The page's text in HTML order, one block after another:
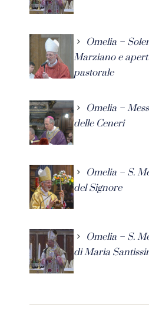
Omelia –
Marziano e
pastorale
Omelia –
delle Ceneri
Omelia – S.
del Signore
Omelia – S.
di Maria